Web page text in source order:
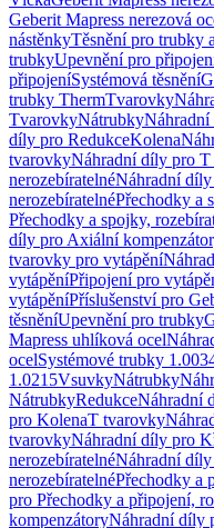
Geberit Mapress nerezová
nástěnkyTěsnění pro trubky
trubkyUpevnění pro
připojeníSystémová těsnění
trubky ThermTvarovky
TvarovkyNátrubky
díly pro RedukceKolena
tvarovkyNáhradní díly pro
nerozebíratelnéNáhradní
nerozebíratelnéPřechodky a
Přechodky a spojky,
díly pro Axiální
tvarovky pro vytápění
vytápěníPřipojení pro
vytápěníPříslušenství pro
těsněníUpevnění pro trubky
Mapress uhlíková ocel
ocelSystémové trubky
1.0215VsuvkyNátrubky
NátrubkyRedukceNáhradní
pro KolenaT tvarovky
tvarovkyNáhradní díly pro
nerozebíratelnéNáhradní
nerozebíratelnéPřechodky a
pro Přechodky a připojení,
kompenzátoryNáhradní díly